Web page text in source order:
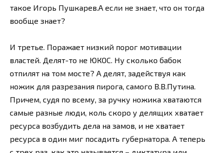
такое Игорь Пушкарев.А если не знает, что он тогда
вообще знает?
И третье. Поражает низкий порог мотивации
властей. Делят-то не ЮКОС. Ну сколько бабок
отпилят на том мосте? А делят, задействуя как
ножик для разрезания пирога, самого В.В.Путина.
Причем, судя по всему, за ручку ножика хватаются
самые разные люди, коль скоро у делящих хватает
ресурса возбудить дела на замов, и не хватает
ресурса в один миг посадить губернатора. А теперь